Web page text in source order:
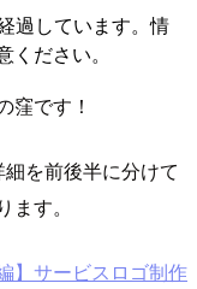
過しています。情
ださい。
窪です！
を前後半に分けて
す。
】サービスロゴ制作